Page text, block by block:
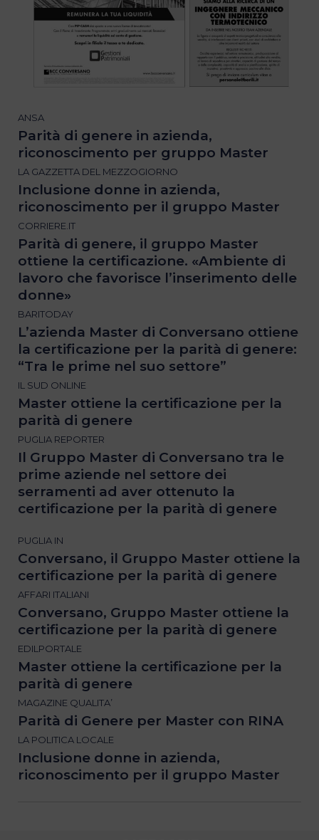
ANSA
Parità di genere in azienda,
riconoscimento per gruppo Master
LA GAZZETTA DEL MEZZOGIORNO
Inclusione donne in azienda,
riconoscimento per il gruppo Master
CORRIERE.IT
Parità di genere, il gruppo Master
ottiene la certificazione. «Ambiente di
lavoro che favorisce l’inserimento delle
donne»
BARITODAY
L’azienda Master di Conversano ottiene
la certificazione per la parità di genere:
“Tra le prime nel suo settore”
IL SUD ONLINE
Master ottiene la certificazione per la
parità di genere
PUGLIA REPORTER
Il Gruppo Master di Conversano tra le
prime aziende nel settore dei
serramenti ad aver ottenuto la
certificazione per la parità di genere
PUGLIA IN
Conversano, il Gruppo Master ottiene la
certificazione per la parità di genere
AFFARI ITALIANI
Conversano, Gruppo Master ottiene la
certificazione per la parità di genere
EDILPORTALE
Master ottiene la certificazione per la
parità di genere
MAGAZINE QUALITA’
Parità di Genere per Master con RINA
LA POLITICA LOCALE
Inclusione donne in azienda,
riconoscimento per il gruppo Master